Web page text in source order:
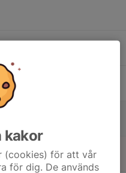
kakor
(cookies) för att vår
för dig. De används